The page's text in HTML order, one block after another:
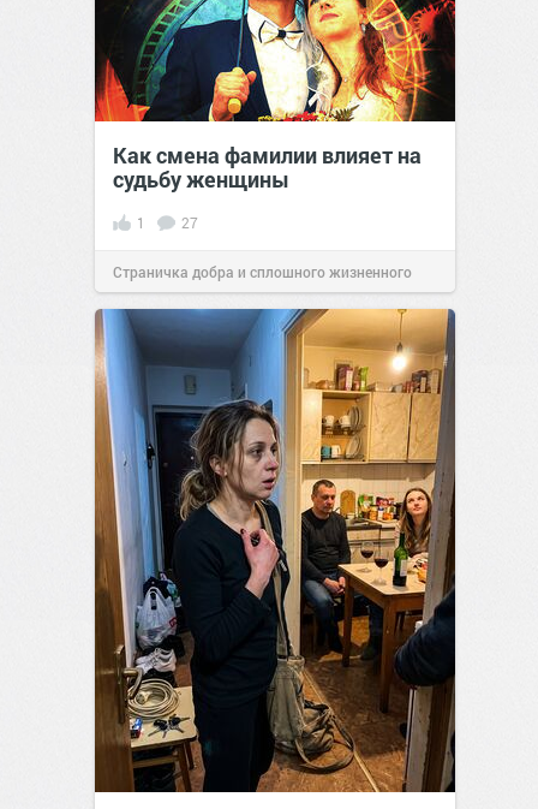
Как смена фамилии влияет на
судьбу женщины
1 27
Страничка добра и сплошного жизненного
позитива!06:0007 июн 2022